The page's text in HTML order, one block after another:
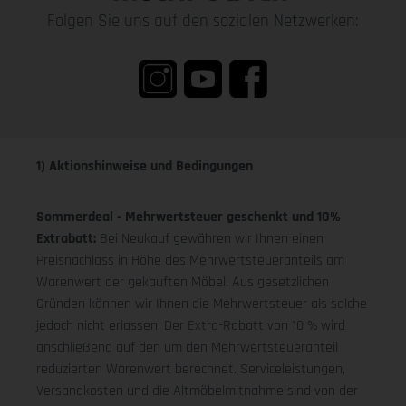
Folgen Sie uns auf den sozialen Netzwerken:
1) Aktionshinweise und Bedingungen
Sommerdeal - Mehrwertsteuer geschenkt und 10%
Extrabatt: Bei Neukauf gewähren wir Ihnen einen
Preisnachlass in Höhe des Mehrwertsteueranteils am
Warenwert der gekauften Möbel. Aus gesetzlichen
Gründen können wir Ihnen die Mehrwertsteuer als solche
jedoch nicht erlassen. Der Extra-Rabatt von 10 % wird
anschließend auf den um den Mehrwertsteueranteil
reduzierten Warenwert berechnet. Serviceleistungen,
Versandkosten und die Altmöbelmitnahme sind von der